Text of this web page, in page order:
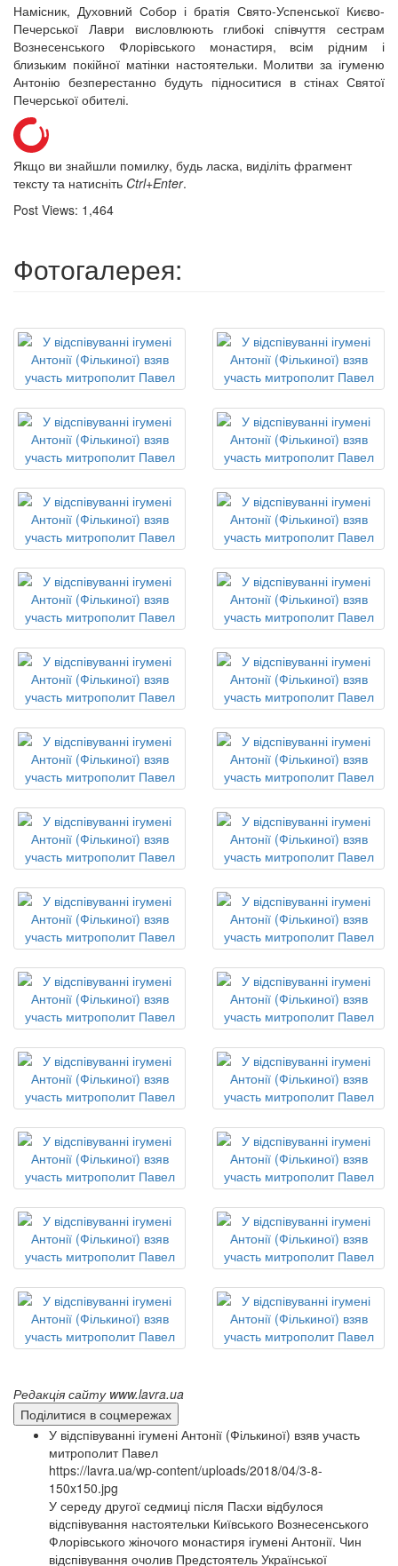
Намісник, Духовний Собор і братія Свято-Успенської Києво-
Печерської Лаври висловлюють глибокі співчуття сестрам
Вознесенського Флорівського монастиря, всім рідним і
близьким покійної матінки настоятельки. Молитви за ігуменю
Антонію безперестанно будуть підноситися в стінах Святої
Печерської обителі.
Якщо ви знайшли помилку, будь ласка, виділіть фрагмент
тексту та натисніть Ctrl+Enter.
Post Views: 1,464
Фотогалерея:
Редакція сайту www.lavra.ua
Поділитися в соцмережах
У відспівуванні ігумені Антонії (Фількиної) взяв участь
митрополит Павел
https://lavra.ua/wp-content/uploads/2018/04/3-8-
150x150.jpg
У середу другої седмиці після Пасхи відбулося
відспівування настоятельки Київського Вознесенського
Флорівського жіночого монастиря ігумені Антонії. Чин
відспівування очолив Предстоятель Української